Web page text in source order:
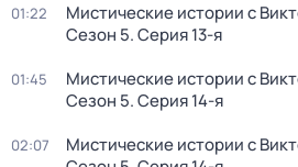
01:22 Мистические истории с
Сезон 5. Серия 13-я
01:45 Мистические истории с
Сезон 5. Серия 14-я
02:07 Мистические истории с